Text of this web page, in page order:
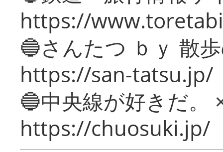
https://
🔵さんたつ ｂｙ 散
https://san-tatsu.jp/
🔵中央線が好きだ。
https://chuosuki.jp/